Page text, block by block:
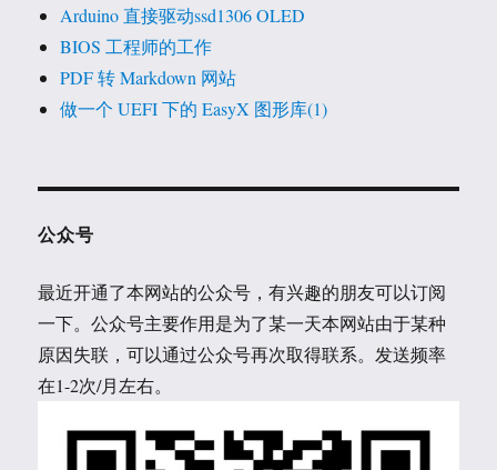
Arduino 直接驱动ssd1306 OLED
BIOS 工程师的工作
PDF 转 Markdown 网站
做一个 UEFI 下的 EasyX 图形库(1)
公众号
最近开通了本网站的公众号，有兴趣的朋友可以订阅
一下。公众号主要作用是为了某一天本网站由于某种
原因失联，可以通过公众号再次取得联系。发送频率
在1-2次/月左右。